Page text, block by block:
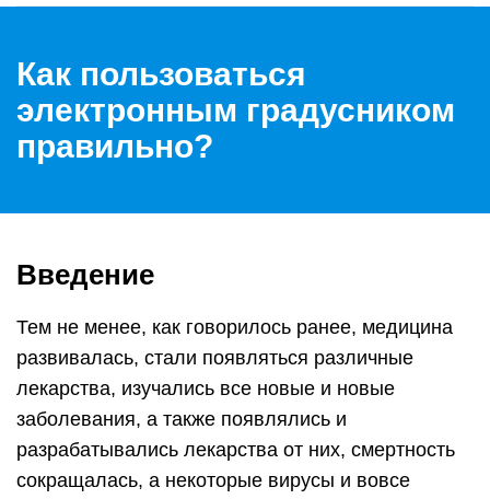
Как пользоваться
электронным градусником
правильно?
Введение
Тем не менее, как говорилось ранее, медицина
развивалась, стали появляться различные
лекарства, изучались все новые и новые
заболевания, а также появлялись и
разрабатывались лекарства от них, смертность
сокращалась, а некоторые вирусы и вовсе